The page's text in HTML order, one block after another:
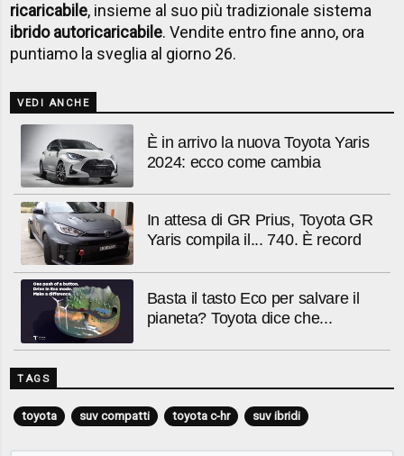
ricaricabile, insieme al suo più tradizionale sistema
ibrido autoricaricabile. Vendite entro fine anno, ora
puntiamo la sveglia al giorno 26.
VEDI ANCHE
È in arrivo la nuova Toyota Yaris
2024: ecco come cambia
In attesa di GR Prius, Toyota GR
Yaris compila il... 740. È record
Basta il tasto Eco per salvare il
pianeta? Toyota dice che...
TAGS
toyota suv compatti toyota c-hr suv ibridi